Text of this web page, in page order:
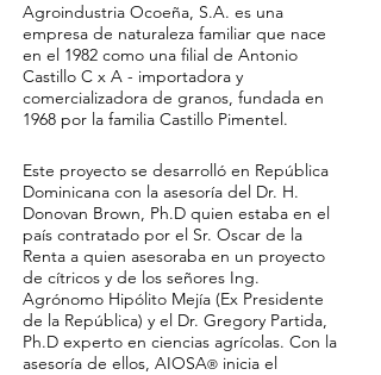
Agroindustria Ocoeña, S.A. es una
empresa de naturaleza familiar que nace
en el 1982 como una filial de Antonio
Castillo C x A - importadora y
comercializadora de granos, fundada en
1968 por la familia Castillo Pimentel.
Este proyecto se desarrolló en República
Dominicana con la asesoría del Dr. H.
Donovan Brown, Ph.D quien estaba en el
país contratado por el Sr. Oscar de la
Renta a quien asesoraba en un proyecto
de cítricos y de los señores Ing.
Agrónomo Hipólito Mejía (Ex Presidente
de la República) y el Dr. Gregory Partida,
Ph.D experto en ciencias agrícolas. Con la
asesoría de ellos, AIOSA® inicia el